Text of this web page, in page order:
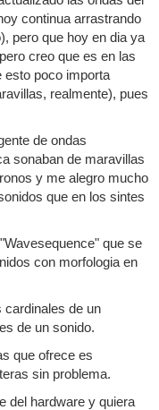
continua arrastrando
pero que hoy en dia ya
creo que es en las
esto poco importa
realmente), pues
de ondas
sonaban de maravillas
y me alegro mucho
que en los sintes
que se
con morfologia en
cardinales de un
de un sonido.
que ofrece es
sin problema.
del hardware y quiera